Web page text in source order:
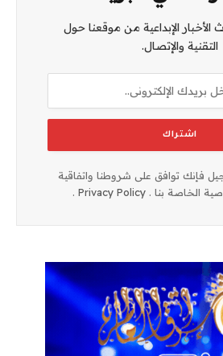
الإبداعية من موقعنا حول
التقنية والإتصال.
فإنك توافق على شروطنا واتفاقية
الخاصة بنا . Privacy Policy
.